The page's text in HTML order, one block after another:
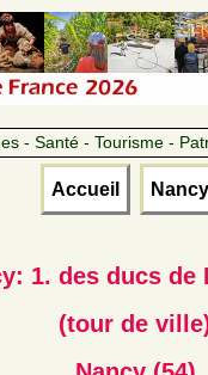
- Santé - Tourisme -
Accueil Nancy
1. des ducs de
(tour de